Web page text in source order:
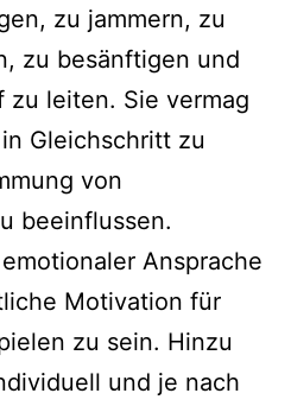
zu jammern, zu
zu besänftigen und
zu leiten. Sie vermag
Gleichschritt zu
von
beeinflussen.
Ansprache
Motivation für
zu sein. Hinzu
und je nach